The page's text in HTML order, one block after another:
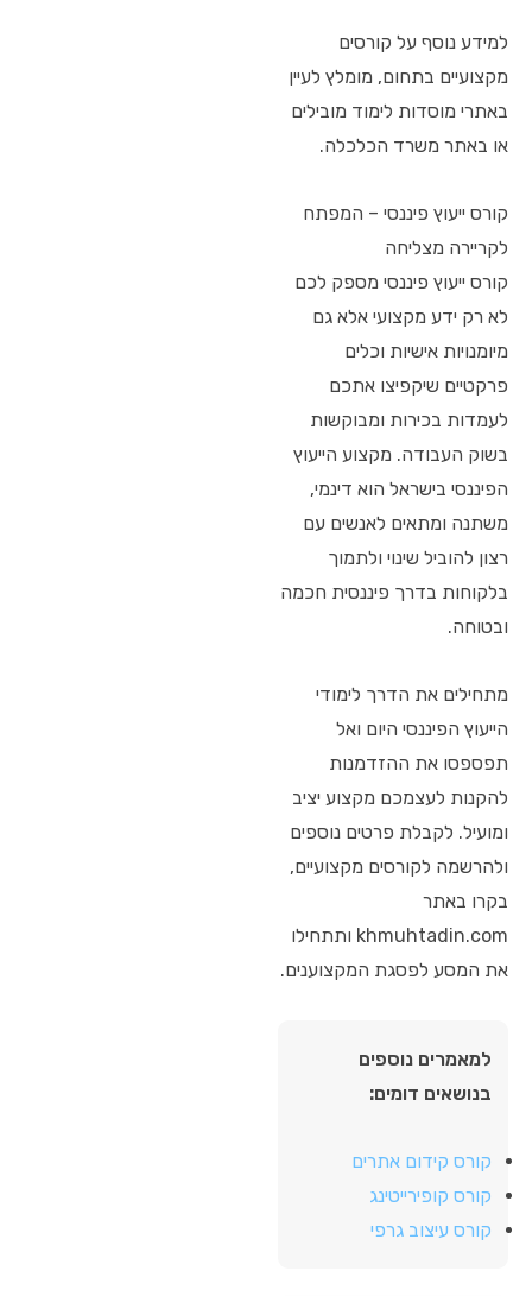
למידע נוסף על קורסים
מקצועיים בתחום, מומלץ לעיין
באתרי מוסדות לימוד מובילים
או באתר משרד הכלכלה.
קורס ייעוץ פיננסי – המפתח
לקריירה מצליחה
קורס ייעוץ פיננסי מספק לכם
לא רק ידע מקצועי אלא גם
מיומנויות אישיות וכלים
פרקטיים שיקפיצו אתכם
לעמדות בכירות ומבוקשות
בשוק העבודה. מקצוע הייעוץ
הפיננסי בישראל הוא דינמי,
משתנה ומתאים לאנשים עם
רצון להוביל שינוי ולתמוך
בלקוחות בדרך פיננסית חכמה
ובטוחה.
מתחילים את הדרך לימודי
הייעוץ הפיננסי היום ואל
תפספסו את ההזדמנות
להקנות לעצמכם מקצוע יציב
ומועיל. לקבלת פרטים נוספים
ולהרשמה לקורסים מקצועיים,
בקרו באתר
khmuhtadin.com ותתחילו
את המסע לפסגת המקצוענים.
למאמרים נוספים
בנושאים דומים:
קורס קידום אתרים
קורס קופירייטינג
קורס עיצוב גרפי